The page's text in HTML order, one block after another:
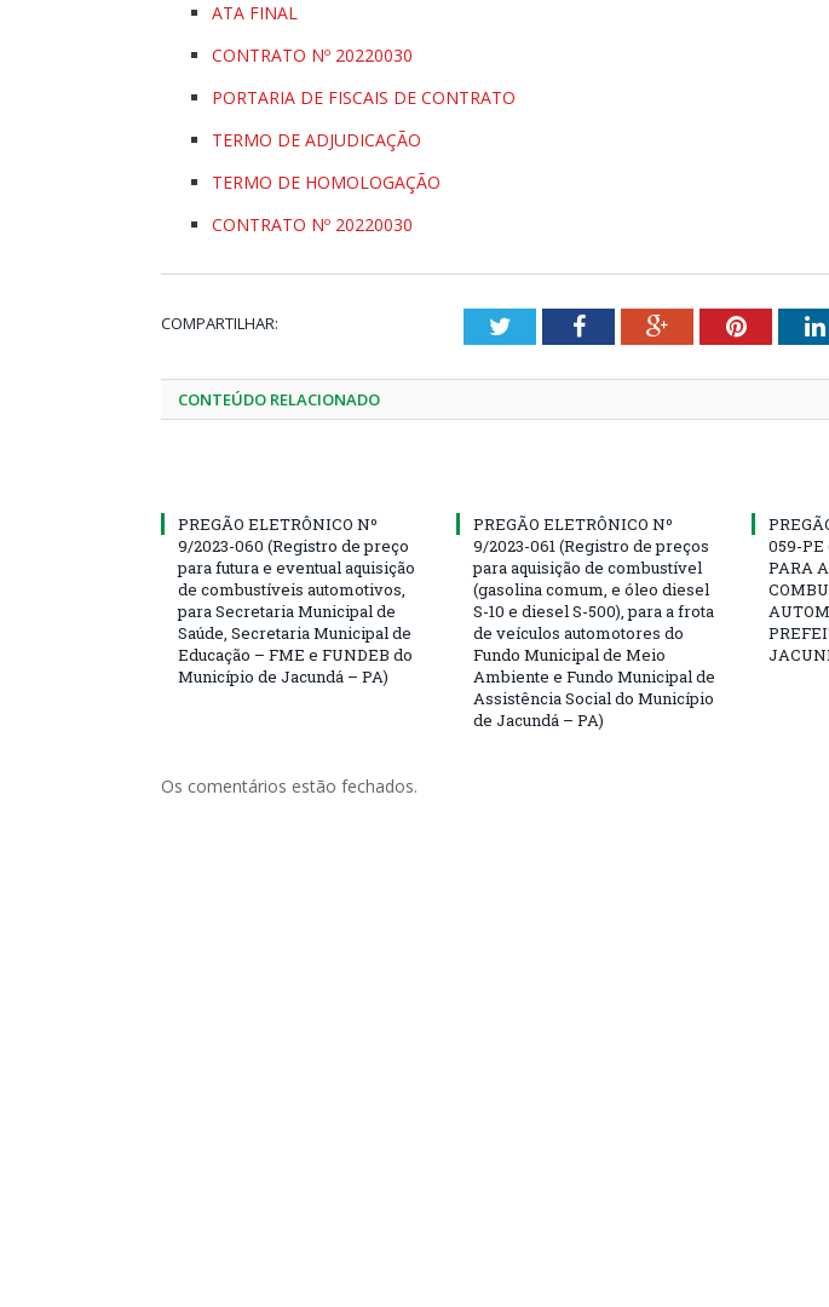
ATA FINAL
CONTRATO Nº 20220030
PORTARIA DE FISCAIS DE CONTRATO
TERMO DE ADJUDICAÇÃO
TERMO DE HOMOLOGAÇÃO
CONTRATO Nº 20220030
COMPARTILHAR: TwitterFacebookGoogle+Pinterest
CONTEÚDO RELACIONADO
PREGÃO ELETRÔNICO Nº
9/2023-060 (Registro de preço
para futura e eventual aquisição
de combustíveis automotivos,
para Secretaria Municipal de
Saúde, Secretaria Municipal de
Educação – FME e FUNDEB do
Município de Jacundá – PA)
PREGÃO ELETRÔNICO Nº
9/2023-061 (Registro de preços
para aquisição de combustível
(gasolina comum, e óleo diesel
S-10 e diesel S-500), para a frota
de veículos automotores do
Fundo Municipal de Meio
Ambiente e Fundo Municipal de
Assistência Social do Município
de Jacundá – PA)
059-PE
PARA
Os comentários estão fechados.